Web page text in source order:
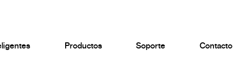
Productos Soporte Contacto